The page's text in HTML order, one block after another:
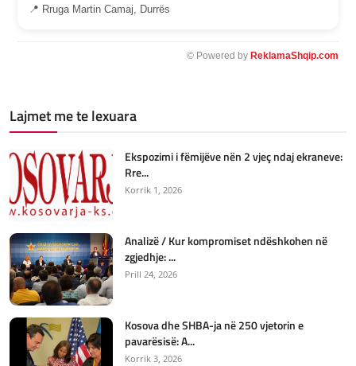
📍 Rruga Martin Camaj, Durrës
© Powered by ReklamaShqip.com
Lajmet me te lexuara
Ekspozimi i fëmijëve nën 2 vjeç ndaj ekraneve:
Rre...
Korrik 1, 2026
Analizë / Kur kompromiset ndëshkohen në
zgjedhje: ...
Prill 24, 2026
Kosova dhe SHBA-ja në 250 vjetorin e
pavarësisë: A...
Korrik 3, 2026